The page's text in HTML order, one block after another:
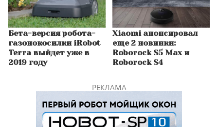
Бета-версия робота-
газонокосилки iRobot
Terra выйдет уже в
2019 году
Xiaomi анонсировал
еще 2 новинки:
Roborock S5 Max и
Roborock S4
РЕКЛАМА